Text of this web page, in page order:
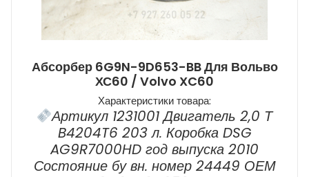
Абсорбер 6G9N-9D653-BB Для Вольво
ХС60 / Volvo XC60
Характеристики товара:
Артикул 1231001 Двигатель 2,0 Т
B4204T6 203 л. Коробка DSG
AG9R7000HD год выпуска 2010
Состояние бу вн. номер 24449 ОЕМ